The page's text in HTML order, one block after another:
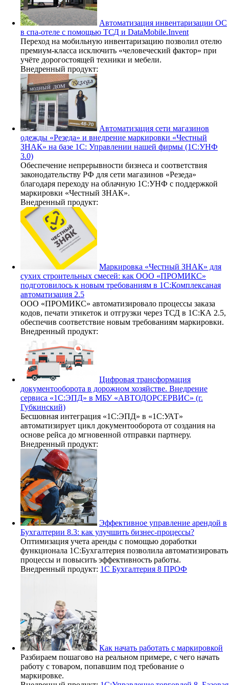
Автоматизация инвентаризации ОС
в спа-отеле с помощью ТСД и DataMobile.Invent
Переход на мобильную инвентаризацию позволил отелю
премиум-класса исключить «человеческий фактор» при
учёте дорогостоящей техники и мебели.
Внедренный продукт:
Автоматизация сети магазинов
одежды «Резеда» и внедрение маркировки «Честный
ЗНАК» на базе 1С: Управлении нашей фирмы (1С:УНФ
3.0)
Обеспечение непрерывности бизнеса и соответствия
законодательству РФ для сети магазинов «Резеда»
благодаря переходу на облачную 1С:УНФ с поддержкой
маркировки «Честный ЗНАК».
Внедренный продукт:
Маркировка «Честный ЗНАК» для
сухих строительных смесей: как ООО «ПРОМИКС»
подготовилось к новым требованиям в 1С:Комплексаная
автоматизация 2.5
ООО «ПРОМИКС» автоматизировало процессы заказа
кодов, печати этикеток и отгрузки через ТСД в 1С:КА 2.5,
обеспечив соответствие новым требованиям маркировки.
Внедренный продукт:
Цифровая трансформация
документооборота в дорожном хозяйстве. Внедрение
сервиса «1С:ЭПД» в МБУ «АВТОДОРСЕРВИС» (г.
Губкинский)
Бесшовная интеграция «1С:ЭПД» в «1С:УАТ»
автоматизирует цикл документооборота от создания на
основе рейса до мгновенной отправки партнеру.
Внедренный продукт:
Эффективное управление арендой в
Бухгалтерии 8.3: как улучшить бизнес-процессы?
Оптимизация учета аренды с помощью доработки
функционала 1С:Бухгалтерия позволила автоматизировать
процессы и повысить эффективность работы.
Внедренный продукт: 1С Бухгалтерия 8 ПРОФ
Как начать работать с маркировкой
Разбираем пошагово на реальном примере, с чего начать
работу с товаром, попавшим под требование о
маркировке.